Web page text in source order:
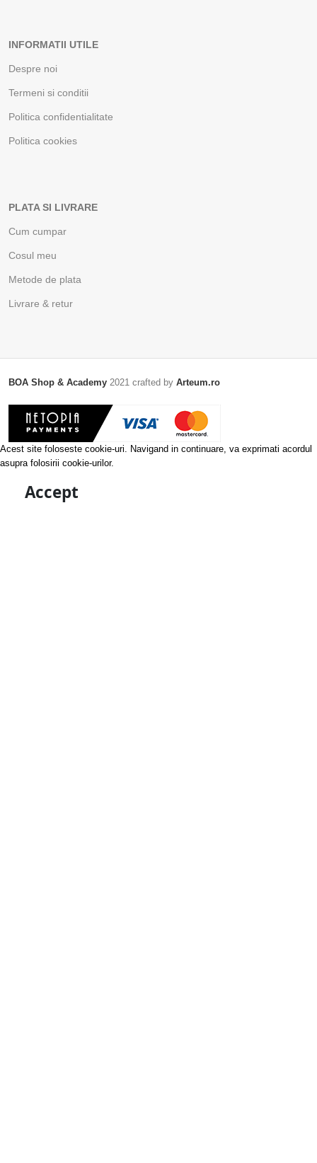
INFORMATII UTILE
Despre noi
Termeni si conditii
Politica confidentialitate
Politica cookies
PLATA SI LIVRARE
Cum cumpar
Cosul meu
Metode de plata
Livrare & retur
BOA Shop & Academy 2021 crafted by Arteum.ro
Acest site foloseste cookie-uri. Navigand in continuare, va exprimati acordul
asupra folosirii cookie-urilor.
Accept